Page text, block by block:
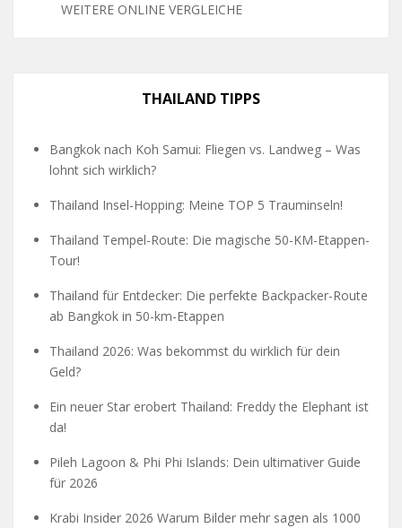
WEITERE ONLINE VERGLEICHE
THAILAND TIPPS
Bangkok nach Koh Samui: Fliegen vs. Landweg – Was
lohnt sich wirklich?
Thailand Insel-Hopping: Meine TOP 5 Trauminseln!
Thailand Tempel-Route: Die magische 50-KM-Etappen-
Tour!
Thailand für Entdecker: Die perfekte Backpacker-Route
ab Bangkok in 50-km-Etappen
Thailand 2026: Was bekommst du wirklich für dein
Geld?
Ein neuer Star erobert Thailand: Freddy the Elephant ist
da!
Pileh Lagoon & Phi Phi Islands: Dein ultimativer Guide
für 2026
Krabi Insider 2026 Warum Bilder mehr sagen als 1000